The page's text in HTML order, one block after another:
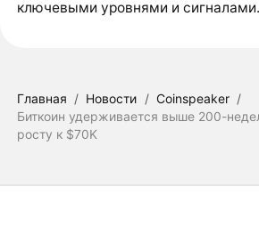
ключевыми уровнями и сигналами.
Главная / Новости / Coinspeaker /
Биткоин удерживается выше 200-
росту к $70K